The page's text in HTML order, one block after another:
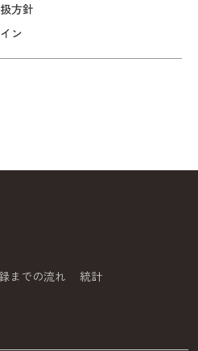
方針
ン
までの流れ 統計